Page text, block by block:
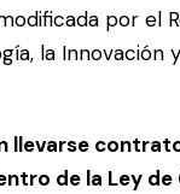
por el
la Innovación
llevarse
de la Ley de